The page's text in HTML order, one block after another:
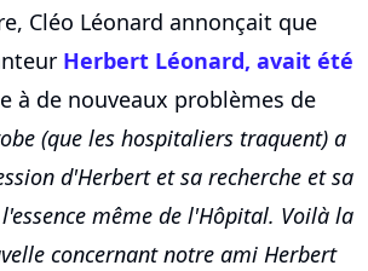
Cléo Léonard annonçait que
Herbert Léonard, avait été
à de nouveaux problèmes de
(que les hospitaliers traquent) a
d'Herbert et sa recherche et sa
même de l'Hôpital. Voilà la
concernant notre ami Herbert